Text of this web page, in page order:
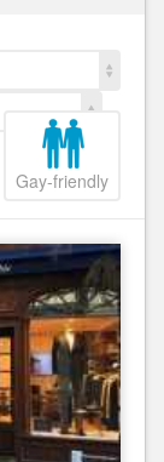
Gay-friendly